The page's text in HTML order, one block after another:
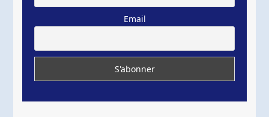
Email